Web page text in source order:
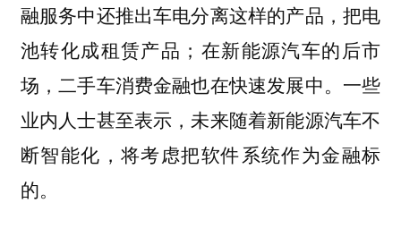
融服务中还推出车电分离这样的产品，把电
池转化成租赁产品；在新能源汽车的后市
场，二手车消费金融也在快速发展中。一些
业内人士甚至表示，未来随着新能源汽车不
断智能化，将考虑把软件系统作为金融标
的。